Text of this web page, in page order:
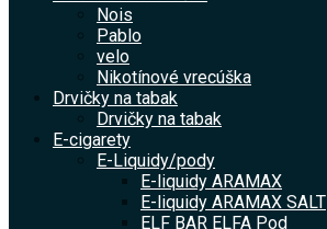
Nois
Pablo
velo
Nikotínové vrecúška
Drvičky na tabak
Drvičky na tabak
E-cigarety
E-Liquidy/pody
E-liquidy ARAMAX
E-liquidy ARAMAX SALT
ELF BAR ELFA Pod